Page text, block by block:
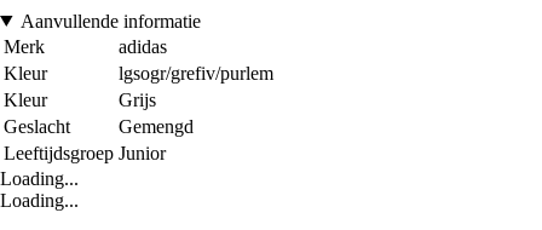
Aanvullende informatie
Merk
adidas
Kleur
lgsogr/grefiv/purlem
Kleur
Grijs
Geslacht
Gemengd
Leeftijdsgroep Junior
Loading...
Loading...